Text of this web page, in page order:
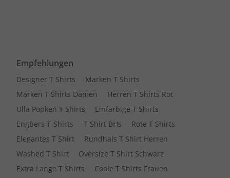
Empfehlungen
Designer T Shirts
Marken T Shirts
Marken T Shirts Damen
Herren T Shirts Rot
Ulla Popken T Shirts
Einfarbige T Shirts
Engbers T-Shirts
T-Shirt BHs
Rote T Shirts
Elegantes T Shirt
Rundhals T Shirt Herren
Washed T Shirt
Oversize T Shirt Schwarz
Extra Lange T Shirts
Coole T Shirts Frauen